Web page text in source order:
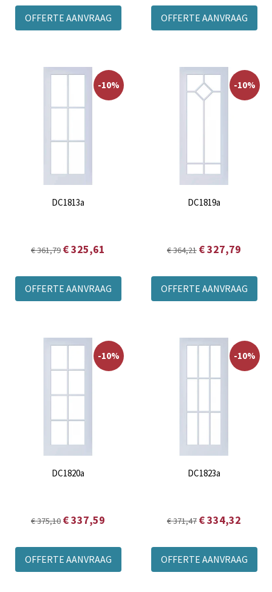
OFFERTE AANVRAAG OFFERTE AANVRAAG
-10%
DC1813a
€ 361,79 € 325,61
OFFERTE AANVRAAG
-10%
DC1819a
€ 364,21 € 327,79
OFFERTE AANVRAAG
-10%
DC1820a
€ 375,10 € 337,59
OFFERTE AANVRAAG
-10%
DC1823a
€ 371,47 € 334,32
OFFERTE AANVRAAG